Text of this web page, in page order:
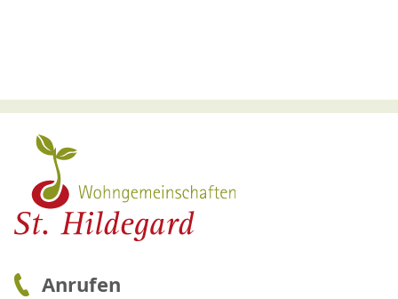
Anrufen